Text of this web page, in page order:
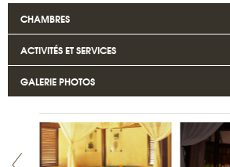
CHAMBRES
ACTIVITÉS ET SERVICES
GALERIE PHOTOS